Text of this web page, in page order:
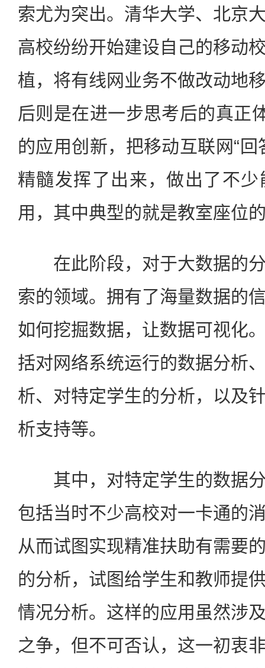
索尤为突出。清华大学、北京
高校纷纷开始建设自己的移动
植，将有线网业务不做改动地
后则是在进一步思考后的真正
的应用创新，把移动互联网“
精髓发挥了出来，做出了不
用，其中典型的就是教室座位
在此阶段，对于大数据的分
索的领域。拥有了海量数据的
如何挖掘数据，让数据可视化
括对网络系统运行的数据分析
析、对特定学生的分析，以及
析支持等。
其中，对特定学生的数据分
包括当时不少高校对一卡通的
从而试图实现精准扶助有需要
的分析，试图给学生和教师提
情况分析。这样的应用虽然涉
之争，但不可否认，这一初衷